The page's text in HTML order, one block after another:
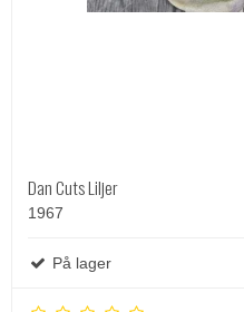
Dan Cuts Liljer
1967
På lager